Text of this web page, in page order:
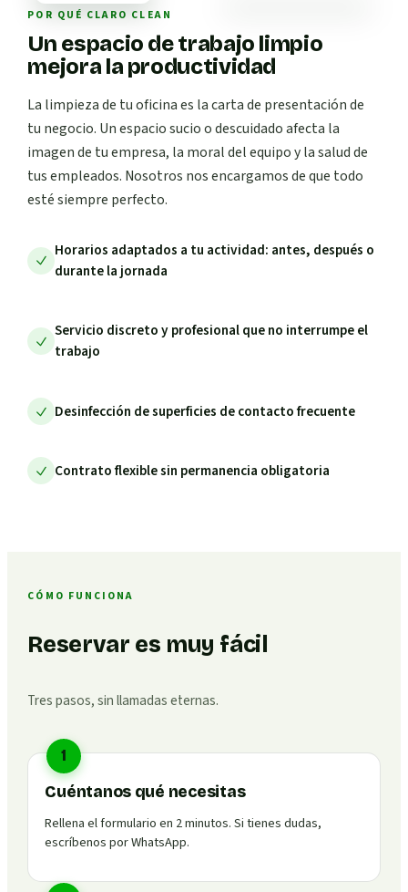
POR QUÉ CLARO CLEAN
Un espacio de trabajo limpio
mejora la productividad
La limpieza de tu oficina es la carta de presentación de
tu negocio. Un espacio sucio o descuidado afecta la
imagen de tu empresa, la moral del equipo y la salud de
tus empleados. Nosotros nos encargamos de que todo
esté siempre perfecto.
Horarios adaptados a tu actividad: antes, después o
durante la jornada
Servicio discreto y profesional que no interrumpe el
trabajo
Desinfección de superficies de contacto frecuente
Contrato flexible sin permanencia obligatoria
CÓMO FUNCIONA
Reservar es muy fácil
Tres pasos, sin llamadas eternas.
1
Cuéntanos qué necesitas
Rellena el formulario en 2 minutos. Si tienes dudas,
escríbenos por WhatsApp.